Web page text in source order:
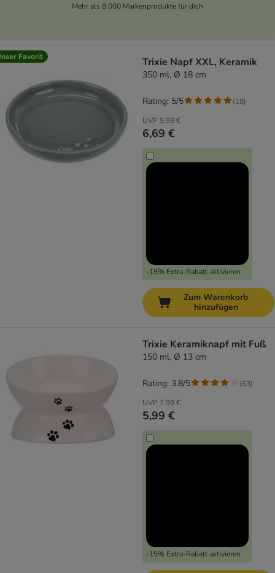
Mehr als 8.000 Markenprodukte für dich
Favorit Trixie Napf XXL, Keramik
350 ml, Ø 18 cm
UVP 9,99 €
6,69 €
-15% Extra-Rabatt aktivieren
Rating: 5/5 (18)
Zum Warenkorb
hinzufügen
Trixie Keramiknapf mit Fuß
150 ml, Ø 13 cm
UVP 7,99 €
5,99 €
-15% Extra-Rabatt aktivieren
Rating: 3.8/5 (63)